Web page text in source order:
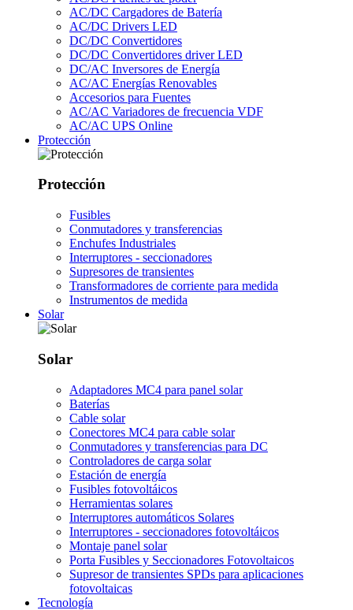
AC/DC Cargadores de Batería
AC/DC Drivers LED
DC/DC Convertidores
DC/DC Convertidores driver LED
DC/AC Inversores de Energía
AC/AC Energías Renovables
Accesorios para Fuentes
AC/AC Variadores de frecuencia VDF
AC/AC UPS Online
Protección
Protección
Fusibles
Conmutadores y transferencias
Enchufes Industriales
Interruptores - seccionadores
Supresores de transientes
Transformadores de corriente para medida
Instrumentos de medida
Solar
Solar
Adaptadores MC4 para panel solar
Baterías
Cable solar
Conectores MC4 para cable solar
Conmutadores y transferencias para DC
Controladores de carga solar
Estación de energía
Fusibles fotovoltáicos
Herramientas solares
Interruptores automáticos Solares
Interruptores - seccionadores fotovoltáicos
Montaje panel solar
Porta Fusibles y Seccionadores Fotovoltaicos
Supresor de transientes SPDs para aplicaciones
fotovoltaicas
Tecnología